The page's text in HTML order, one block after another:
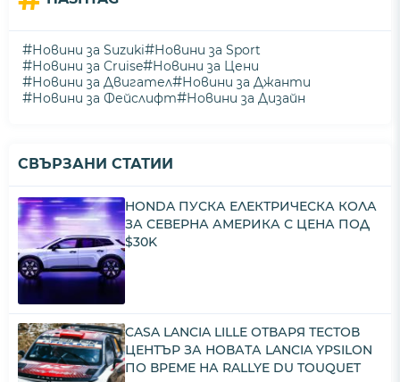
#Новини за Suzuki#Новини за Sport
#Новини за Cruise#Новини за Цени
#Новини за Двигател#Новини за Джанти
#Новини за Фейслифт#Новини за Дизайн
СВЪРЗАНИ СТАТИИ
HONDA ПУСКА ЕЛЕКТРИЧЕСКА КОЛА
ЗА СЕВЕРНА АМЕРИКА С ЦЕНА ПОД
$30K
CASA LANCIA LILLE ОТВАРЯ ТЕСТОВ
ЦЕНТЪР ЗА НОВАТА LANCIA YPSILON
ПО ВРЕМЕ НА RALLYE DU TOUQUET